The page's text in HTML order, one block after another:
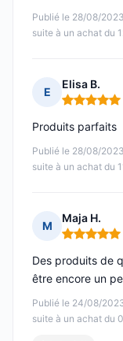
Publié le 28/08/
suite à un achat du
E
Elisa B.
Note : 5 sur
Publié le 28/08/
suite à un achat du
Produits parfaits
M
Maja H.
Note : 5 sur
Publié le 24/08/
suite à un achat du
Des produits de
être encore un